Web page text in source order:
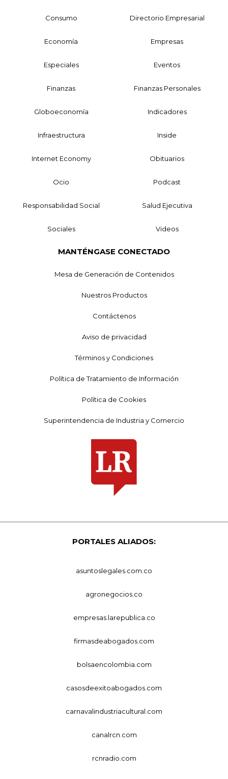
Consumo Directorio Empresarial
Economía Empresas
Especiales Eventos
Finanzas Finanzas Personales
Globoeconomía Indicadores
Infraestructura Inside
Internet Economy Obituarios
Ocio Podcast
Responsabilidad Social Salud Ejecutiva
Sociales Videos
MANTÉNGASE CONECTADO
Mesa de Generación de Contenidos
Nuestros Productos
Contáctenos
Aviso de privacidad
Términos y Condiciones
Política de Tratamiento de Información
Política de Cookies
Superintendencia de Industria y Comercio
PORTALES ALIADOS:
asuntoslegales.com.co
agronegocios.co
empresas.larepublica.co
firmasdeabogados.com
bolsaencolombia.com
casosdeexitoabogados.com
carnavalindustriacultural.com
canalrcn.com
rcnradio.com